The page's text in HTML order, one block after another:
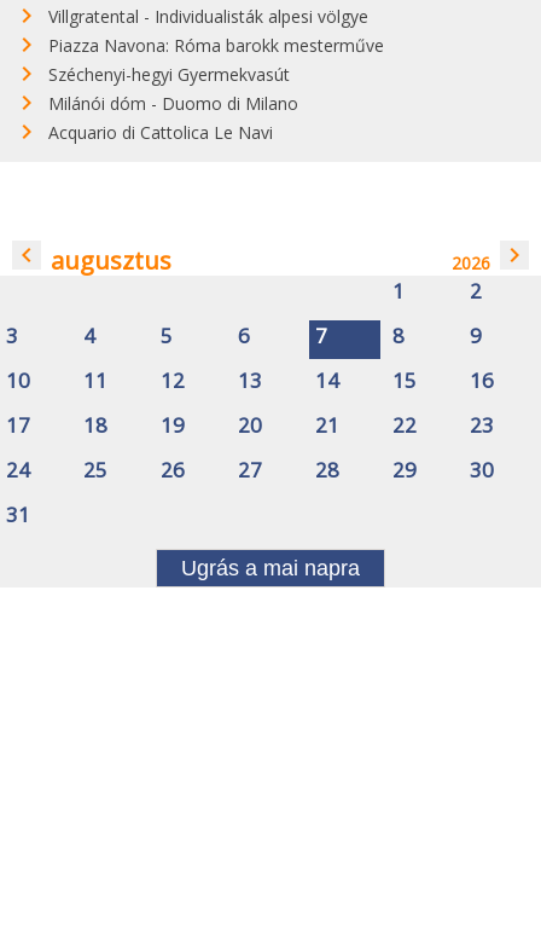
Villgratental - Individualisták alpesi völgye
Piazza Navona: Róma barokk mesterműve
Széchenyi-hegyi Gyermekvasút
Milánói dóm - Duomo di Milano
Acquario di Cattolica Le Navi
navigate_before augusztus 2026 navigate_next
1
2
3
4 5 6 7 8
9
10
11 12 13 14 15
16
17
18 19 20 21 22
23
24
25 26 27 28 29
30
31
Ugrás a mai napra